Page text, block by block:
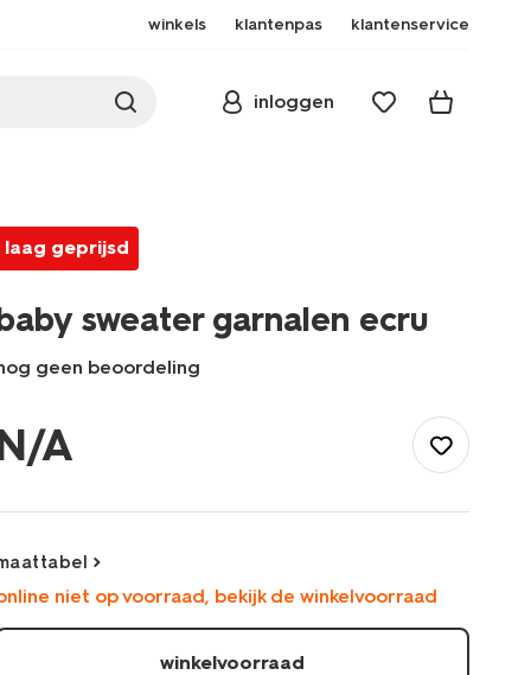
winkels klantenpas klantenservice
inloggen
laag geprijsd
sweater garnalen ecru
geen beoordeling
truien-
vesten/baby-
sweater-
A
niet op voorraad, bekijk de winkelvoorraad
winkelvoorraad